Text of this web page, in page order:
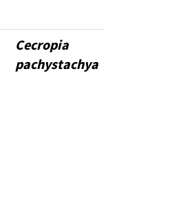
Cecropia
pachystachya